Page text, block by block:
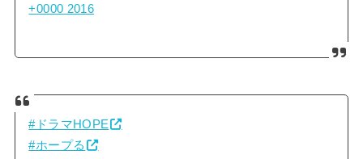
+0000 2016
#ドラマHOPE
#ホープる